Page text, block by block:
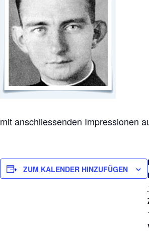
mit anschliessenden Impressionen
ZUM KALENDER HINZUFÜGEN